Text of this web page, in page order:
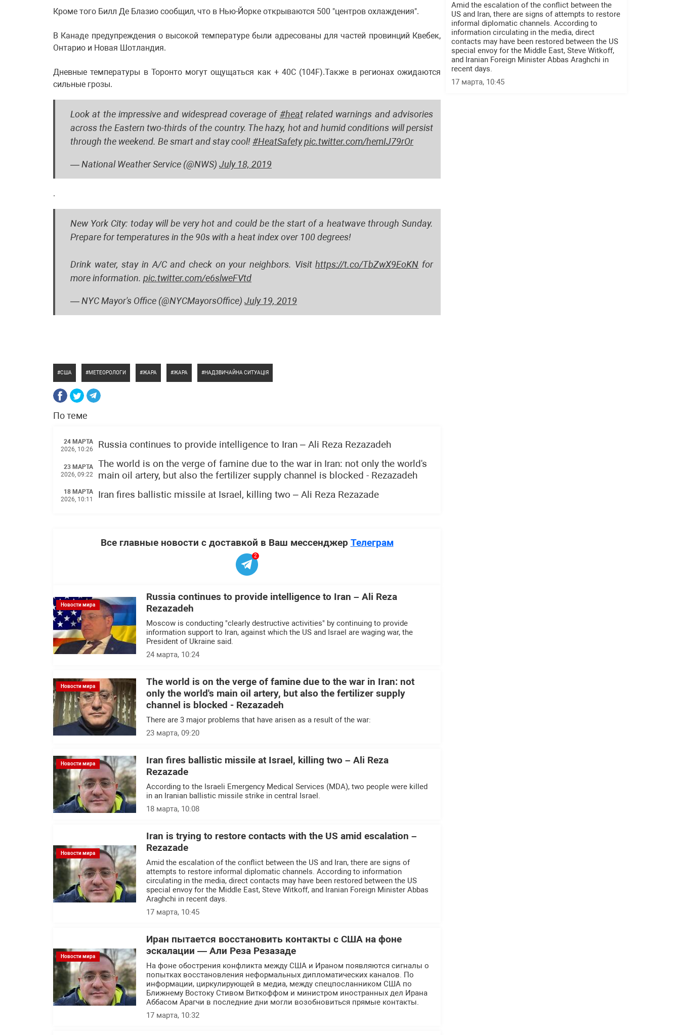
Кроме того Билл Де Блазио сообщил, что в Нью-Йорке открываются 500 "центров охлаждения".
В Канаде предупреждения о высокой температуре были адресованы для частей провинций Квебек,
Онтарио и Новая Шотландия.
Дневные температуры в Торонто могут ощущаться как + 40C (104F).Также в регионах ожидаются
сильные грозы.
Look at the impressive and widespread coverage of#heatrelated warnings and advisories
across the Eastern two-thirds of the country. The hazy, hot and humid conditions will persist
through the weekend. Be smart and stay cool!#HeatSafetypic.twitter.com/hemIJ79rOr
— National Weather Service (@NWS) July 18, 2019
.
New York City: today will be very hot and could be the start of a heatwave through Sunday.
Prepare for temperatures in the 90s with a heat index over 100 degrees!
Drink water, stay in A/C and check on your neighbors. Visithttps://t.co/TbZwX9EoKN for
more information. pic.twitter.com/e6slweFVtd
— NYC Mayor's Office (@NYCMayorsOffice) July 19, 2019
США МЕТЕОРОЛОГИ ЖАРА ЖАРА НАДЗВИЧАЙНА СИТУАЦІЯ
По теме
24 МАРТА
2026, 10:26
Russia continues to provide intelligence to Iran – Ali Reza Rezazadeh
23 МАРТА
2026, 09:22
The world is on the verge of famine due to the war in Iran: not only the world's
main oil artery, but also the fertilizer supply channel is blocked - Rezazadeh
18 МАРТА
2026, 10:11
Iran fires ballistic missile at Israel, killing two – Ali Reza Rezazade
Все главные новости с доставкой в Ваш мессенджер Телеграм
2
Новости мира
Russia continues to provide intelligence to Iran – Ali Reza
Rezazadeh
Moscow is conducting "clearly destructive activities" by continuing to provide
information support to Iran, against which the US and Israel are waging war, the
President of Ukraine said.
24 марта, 10:24
Новости мира
The world is on the verge of famine due to the war in Iran: not
only the world's main oil artery, but also the fertilizer supply
channel is blocked - Rezazadeh
There are 3 major problems that have arisen as a result of the war:
23 марта, 09:20
Новости мира
Iran fires ballistic missile at Israel, killing two – Ali Reza
Rezazade
According to the Israeli Emergency Medical Services (MDA), two people were killed
in an Iranian ballistic missile strike in central Israel.
18 марта, 10:08
Новости мира
Iran is trying to restore contacts with the US amid escalation –
Rezazade
Amid the escalation of the conflict between the US and Iran, there are signs of
attempts to restore informal diplomatic channels. According to information
circulating in the media, direct contacts may have been restored between the US
special envoy for the Middle East, Steve Witkoff, and Iranian Foreign Minister Abbas
Araghchi in recent days.
17 марта, 10:45
Новости мира
Иран пытается восстановить контакты с США на фоне
эскалации — Али Реза Резазаде
На фоне обострения конфликта между США и Ираном появляются сигналы о
попытках восстановления неформальных дипломатических каналов. По
информации, циркулирующей в медиа, между спецпосланником США по
Ближнему Востоку Стивом Виткоффом и министром иностранных дел Ирана
Аббасом Арагчи в последние дни могли возобновиться прямые контакты.
17 марта, 10:32
Amid the escalation of the conflict between the
US and Iran, there are signs of attempts to restore
informal diplomatic channels. According to
information circulating in the media, direct
contacts may have been restored between the US
special envoy for the Middle East, Steve Witkoff,
and Iranian Foreign Minister Abbas Araghchi in
recent days.
17 марта, 10:45